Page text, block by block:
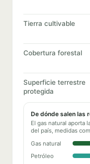
Tierra cultivable
Cobertura forestal
Superficie terrestre
protegida
De dónde salen las
El gas natural aporta
del país, medidas
Gas natural
Petróleo